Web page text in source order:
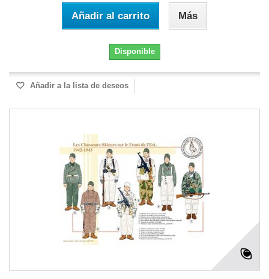
Añadir al carrito Más
Disponible
Añadir a la lista de deseos